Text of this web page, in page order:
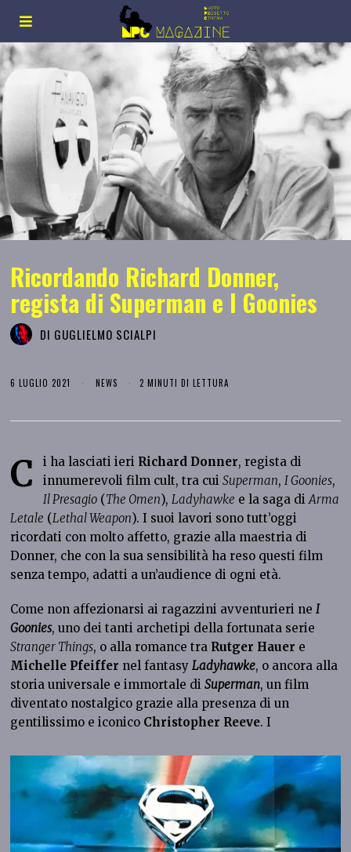
Ricordando Richard Donner,
regista di Superman e I Goonies
DI GUGLIELMO SCIALPI
6 LUGLIO 2021 NEWS 2 MINUTI DI LETTURA
C i ha lasciati ieri Richard Donner, regista di
innumerevoli film cult, tra cuiSuperman,I Goonies,
Il Presagio (The Omen),Ladyhawke e la saga diArma
Letale (Lethal Weapon). I suoi lavori sono tutt’oggi
ricordati con molto affetto, grazie alla maestria di
Donner, che con la sua sensibilità ha reso questi film
senza tempo, adatti a un’audience di ogni età.
Come non affezionarsi ai ragazzini avventurieri neI
Goonies, uno dei tanti archetipi della fortunata serie
Stranger Things, o alla romance tra Rutger Hauer e
Michelle Pfeiffer nel fantasyLadyhawke, o ancora alla
storia universale e immortale diSuperman, un film
diventato nostalgico grazie alla presenza di un
gentilissimo e iconico Christopher Reeve. I